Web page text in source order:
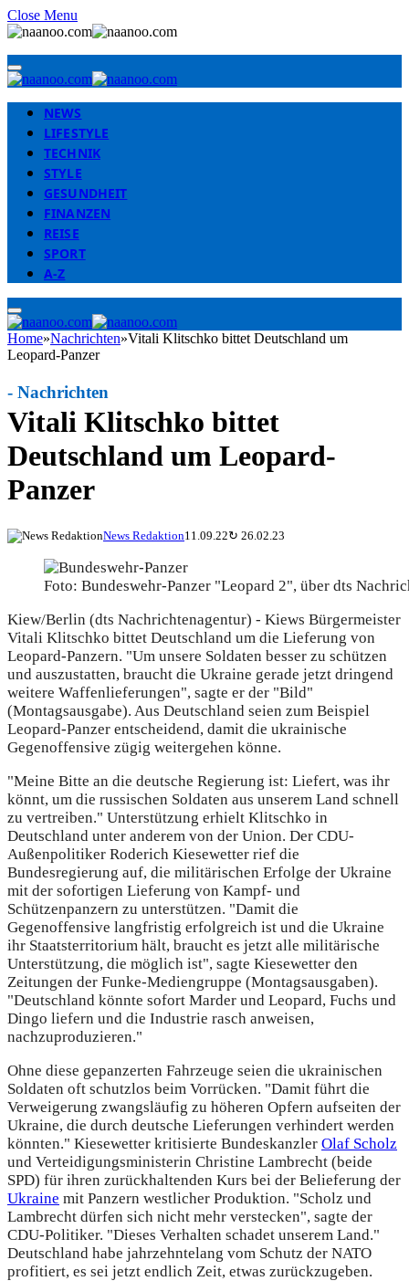
Close Menu
NEWS
LIFESTYLE
TECHNIK
STYLE
GESUNDHEIT
FINANZEN
REISE
SPORT
A-Z
Home»Nachrichten»Vitali Klitschko bittet Deutschland um
Leopard-Panzer
Vitali Klitschko bittet
Deutschland um Leopard-
Panzer
- Nachrichten
News Redaktion11.09.22↻ 26.02.23
Foto: Bundeswehr-Panzer "Leopard 2", über dts
Kiew/Berlin (dts Nachrichtenagentur) - Kiews Bürgermeister
Vitali Klitschko bittet Deutschland um die Lieferung von
Leopard-Panzern. "Um unsere Soldaten besser zu schützen
und auszustatten, braucht die Ukraine gerade jetzt dringend
weitere Waffenlieferungen", sagte er der "Bild"
(Montagsausgabe). Aus Deutschland seien zum Beispiel
Leopard-Panzer entscheidend, damit die ukrainische
Gegenoffensive zügig weitergehen könne.
"Meine Bitte an die deutsche Regierung ist: Liefert, was ihr
könnt, um die russischen Soldaten aus unserem Land schnell
zu vertreiben." Unterstützung erhielt Klitschko in
Deutschland unter anderem von der Union. Der CDU-
Außenpolitiker Roderich Kiesewetter rief die
Bundesregierung auf, die militärischen Erfolge der Ukraine
mit der sofortigen Lieferung von Kampf- und
Schützenpanzern zu unterstützen. "Damit die
Gegenoffensive langfristig erfolgreich ist und die Ukraine
ihr Staatsterritorium hält, braucht es jetzt alle militärische
Unterstützung, die möglich ist", sagte Kiesewetter den
Zeitungen der Funke-Mediengruppe (Montagsausgaben).
"Deutschland könnte sofort Marder und Leopard, Fuchs und
Dingo liefern und die Industrie rasch anweisen,
nachzuproduzieren."
Ohne diese gepanzerten Fahrzeuge seien die ukrainischen
Soldaten oft schutzlos beim Vorrücken. "Damit führt die
Verweigerung zwangsläufig zu höheren Opfern aufseiten der
Ukraine, die durch deutsche Lieferungen verhindert werden
könnten." Kiesewetter kritisierte Bundeskanzler Olaf Scholz
und Verteidigungsministerin Christine Lambrecht (beide
SPD) für ihren zurückhaltenden Kurs bei der Belieferung der
Ukraine mit Panzern westlicher Produktion. "Scholz und
Lambrecht dürfen sich nicht mehr verstecken", sagte der
CDU-Politiker. "Dieses Verhalten schadet unserem Land."
Deutschland habe jahrzehntelang vom Schutz der NATO
profitiert, es sei jetzt endlich Zeit, etwas zurückzugeben.